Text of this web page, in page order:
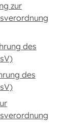
zur
des
des